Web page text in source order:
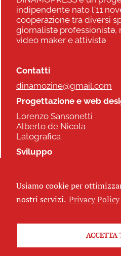
indipendente nato l'11
cooperazione tra diversi
giornalistə professionistə,
video maker e attivistə
Contatti
dinamozine@gmail.com
Progettazione e web
Lorenzo Sansonetti
Alberto de Nicola
Latografica
Sviluppo
Seguici
Usiamo cookie per
nostri servizi. Privacy Policy
ACCETTA